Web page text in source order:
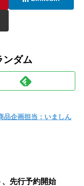
ダム
品企画担当：いましん
先行予約開始